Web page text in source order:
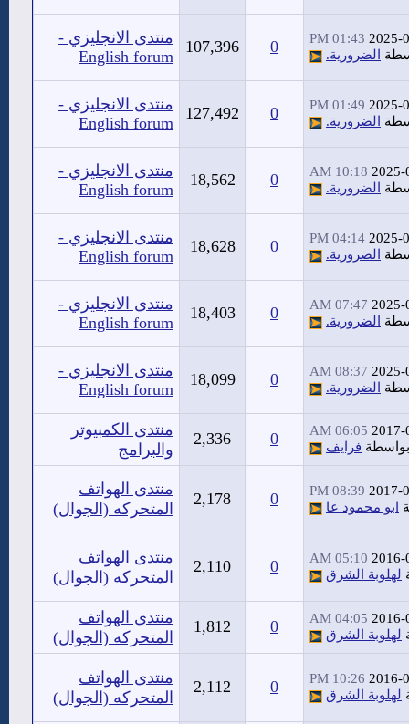
2025-
01:43 PM
الضرورية. 0
107,396
منتدى الانجليزي -
English forum
2025-
01:49 PM
الضرورية. 0
127,492
منتدى الانجليزي -
English forum
2025-
10:18 AM
الضرورية. 0
18,562
منتدى الانجليزي -
English forum
2025-
04:14 PM
الضرورية. 0
18,628
منتدى الانجليزي -
English forum
2025-
07:47 AM
الضرورية. 0
18,403
منتدى الانجليزي -
English forum
2025-
08:37 AM
الضرورية. 0
18,099
منتدى الانجليزي -
English forum
2017-
06:05 AM
بواسطة فرايف 0
2,336
منتدى الكمبيوتر
والبرامج
2017-
08:39 PM
ابو محمود عا 0
2,178
منتدى الهواتف
المتحركه (الجوال)
2016-
05:10 AM
لهلوبة الشرق 0
2,110
منتدى الهواتف
المتحركه (الجوال)
2016-
04:05 AM
لهلوبة الشرق 0
1,812
منتدى الهواتف
المتحركه (الجوال)
2016-
10:26 PM
لهلوبة الشرق 0
2,112
منتدى الهواتف
المتحركه (الجوال)